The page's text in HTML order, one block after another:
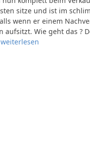
sitze und ist im
wenn er einem
aufsitzt. Wie geht das ?
weiterlesen